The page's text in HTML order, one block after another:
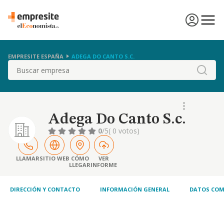
EMPRESITE ESPAÑA ADEGA DO CANTO S.C.
Buscar
Adega Do Canto S.c.
0/5( 0 votos)
LLAMARSITIO WEB CÓMO
LLEGAR
VER
INFORME
DIRECCIÓN Y CONTACTO INFORMACIÓN GENERAL DATOS